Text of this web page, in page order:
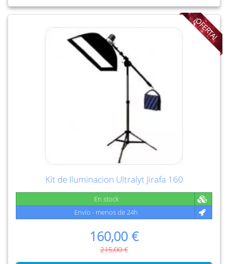
¡OFERTA!
Kit de Iluminacion Ultralyt Jirafa 160
En stock
Envío - menos de 24h
160,00 €
215,00 €